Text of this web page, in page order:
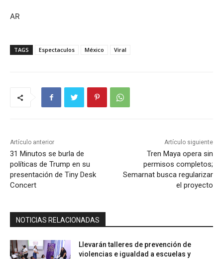
AR
TAGS Espectaculos México Viral
Artículo anterior
31 Minutos se burla de
políticas de Trump en su
presentación de Tiny Desk
Concert
Artículo siguiente
Tren Maya opera sin
permisos completos;
Semarnat busca regularizar
el proyecto
NOTICIAS RELACIONADAS
Llevarán talleres de prevención de
violencias e igualdad a escuelas y